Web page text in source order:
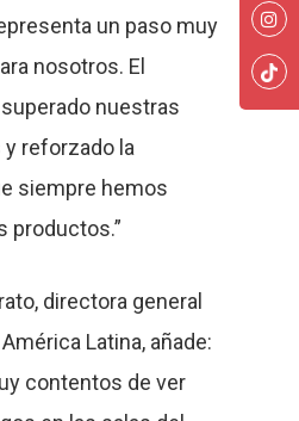
un paso muy
nosotros. El
nuestras
reforzado la
siempre hemos
productos.”
directora general
Latina, añade:
contentos de ver